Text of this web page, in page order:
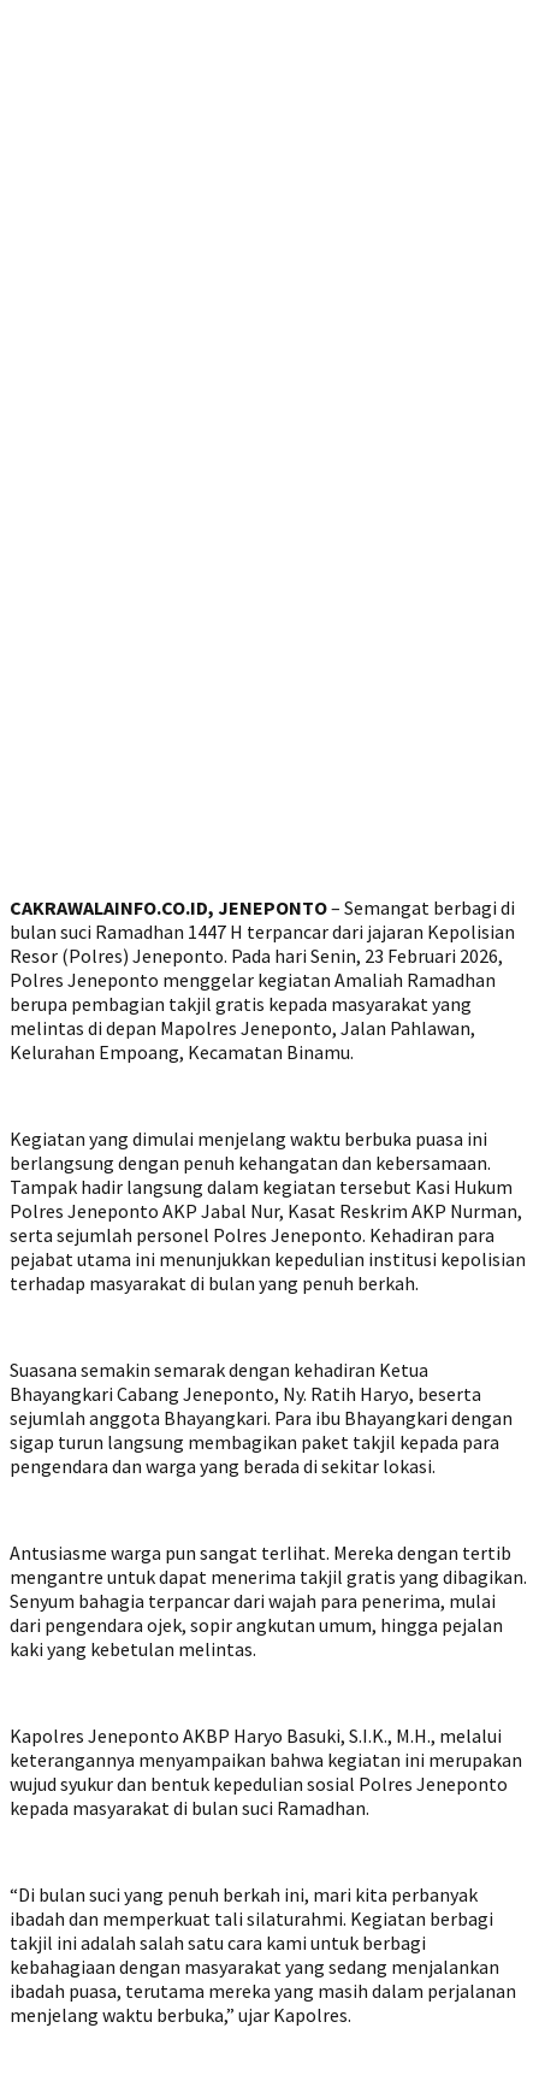
CAKRAWALAINFO.CO.ID, JENEPONTO– Semangat berbagi di
bulan suci Ramadhan 1447 H terpancar dari jajaran Kepolisian
Resor (Polres) Jeneponto. Pada hari Senin, 23 Februari 2026,
Polres Jeneponto menggelar kegiatan Amaliah Ramadhan
berupa pembagian takjil gratis kepada masyarakat yang
melintas di depan Mapolres Jeneponto, Jalan Pahlawan,
Kelurahan Empoang, Kecamatan Binamu.
Kegiatan yang dimulai menjelang waktu berbuka puasa ini
berlangsung dengan penuh kehangatan dan kebersamaan.
Tampak hadir langsung dalam kegiatan tersebut Kasi Hukum
Polres Jeneponto AKP Jabal Nur, Kasat Reskrim AKP Nurman,
serta sejumlah personel Polres Jeneponto. Kehadiran para
pejabat utama ini menunjukkan kepedulian institusi kepolisian
terhadap masyarakat di bulan yang penuh berkah.
Suasana semakin semarak dengan kehadiran Ketua
Bhayangkari Cabang Jeneponto, Ny. Ratih Haryo, beserta
sejumlah anggota Bhayangkari. Para ibu Bhayangkari dengan
sigap turun langsung membagikan paket takjil kepada para
pengendara dan warga yang berada di sekitar lokasi.
Antusiasme warga pun sangat terlihat. Mereka dengan tertib
mengantre untuk dapat menerima takjil gratis yang dibagikan.
Senyum bahagia terpancar dari wajah para penerima, mulai
dari pengendara ojek, sopir angkutan umum, hingga pejalan
kaki yang kebetulan melintas.
Kapolres Jeneponto AKBP Haryo Basuki, S.I.K., M.H., melalui
keterangannya menyampaikan bahwa kegiatan ini merupakan
wujud syukur dan bentuk kepedulian sosial Polres Jeneponto
kepada masyarakat di bulan suci Ramadhan.
“Di bulan suci yang penuh berkah ini, mari kita perbanyak
ibadah dan memperkuat tali silaturahmi. Kegiatan berbagi
takjil ini adalah salah satu cara kami untuk berbagi
kebahagiaan dengan masyarakat yang sedang menjalankan
ibadah puasa, terutama mereka yang masih dalam perjalanan
menjelang waktu berbuka,” ujar Kapolres.